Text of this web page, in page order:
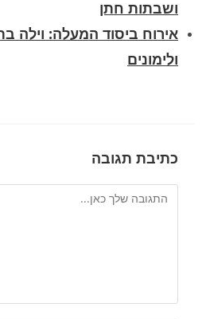
ושבתות חתן
אירוח ביסוד המעלה: וילה
ולימונים
כתיבת תגובה